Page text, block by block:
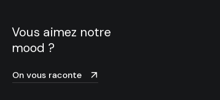
Vous aimez notre
mood ?
On vous raconte